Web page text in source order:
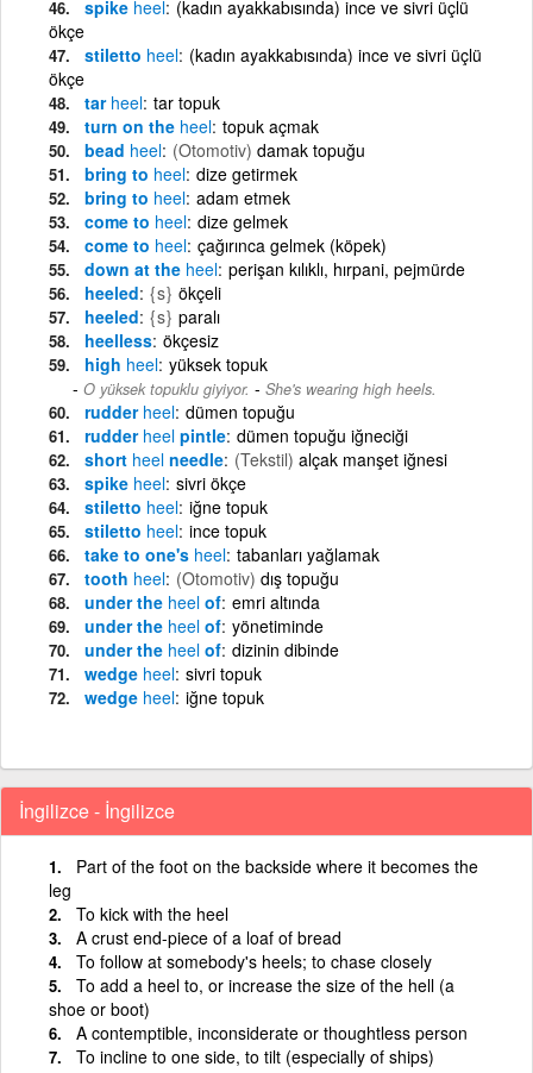
spike heel (kadın ayakkabısında) ince ve sivri üçlü
ökçe
stiletto heel (kadın ayakkabısında) ince ve sivri üçlü
ökçe
tar heel tar topuk
turn on the heel topuk açmak
bead heel (Otomotiv) damak topuğu
bring to heel dize getirmek
bring to heel adam etmek
come to heel dize gelmek
come to heel çağırınca gelmek (köpek)
down at the heel perişan kılıklı, hırpani, pejmürde
heeled {s} ökçeli
heeled {s} paralı
heelless ökçesiz
high heel yüksek topuk
O yüksek topuklu giyiyor. - She's wearing high heels.
rudder heel dümen topuğu
rudder heel pintle dümen topuğu iğneciği
short heel needle (Tekstil) alçak manşet iğnesi
spike heel sivri ökçe
stiletto heel iğne topuk
stiletto heel ince topuk
take to one's heel tabanları yağlamak
tooth heel (Otomotiv) dış topuğu
under the heel of emri altında
under the heel of yönetiminde
under the heel of dizinin dibinde
wedge heel sivri topuk
wedge heel iğne topuk
İngilizce - İngilizce
Part of the foot on the backside where it becomes the
leg
To kick with the heel
A crust end-piece of a loaf of bread
To follow at somebody's heels; to chase closely
To add a heel to, or increase the size of the hell (a
shoe or boot)
A contemptible, inconsiderate or thoughtless person
To incline to one side, to tilt (especially of ships)